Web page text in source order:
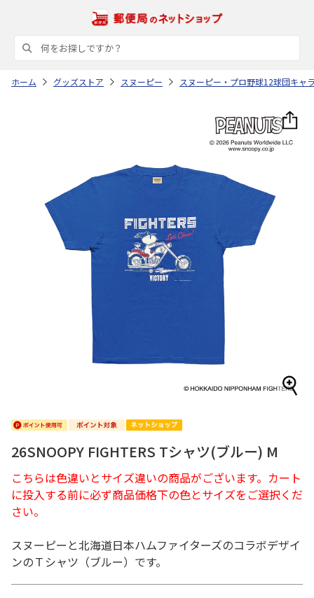
ホーム グッズストア スヌーピー スヌーピー・プロ野球12球団キャ
26SNOOPY FIGHTERS Tシャツ(ブルー) M
こちらは色違いとサイズ違いの商品がございます。カート
に投入する前に必ず商品価格下の色とサイズをご選択くだ
さい。
スヌーピーと北海道日本ハムファイターズのコラボデザイ
ンのＴシャツ（ブルー）です。